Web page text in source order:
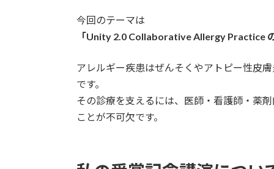
今回のテーマは
「Unity 2.0 Collaborative Allergy Practice
アレルギー疾患はぜんそくやアトピー性皮
です。
その診療を支えるには、医師・看護師・薬
ことが不可欠です。